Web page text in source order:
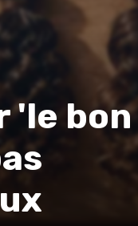
'le bon